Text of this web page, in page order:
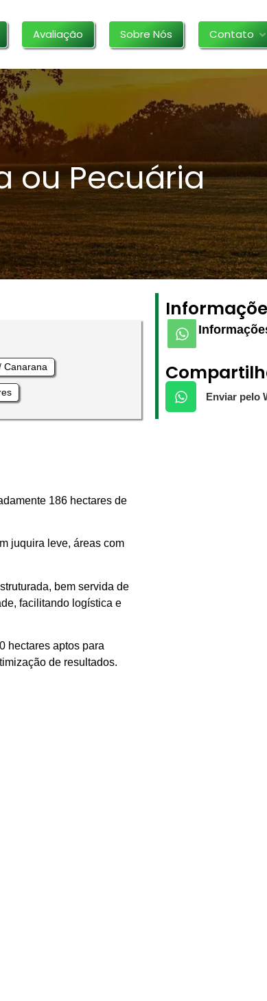
Avaliação Sobre Nós Contato
ou Pecuária
Canarana
186 hectares de
juquira leve, áreas com
bem servida de
facilitando logística e
hectares aptos para
de resultados.
Enviar pelo